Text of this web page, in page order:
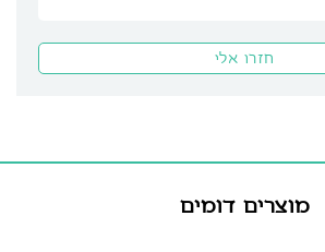
מוצרים דומים